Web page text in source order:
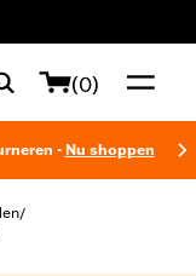
(0)
- Nu shoppen
/